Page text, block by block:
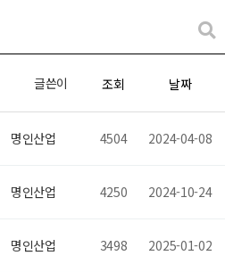
글쓴이 조회 날짜
명인산업 4504 2024-04-08
명인산업 4250 2024-10-24
명인산업 3498 2025-01-02